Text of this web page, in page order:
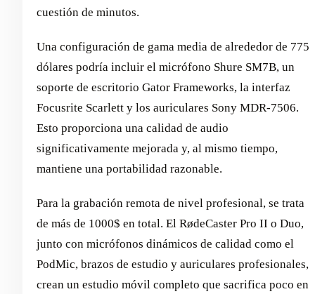
cuestión de minutos.
Una configuración de gama media de alrededor de 775
dólares podría incluir el micrófono Shure SM7B, un
soporte de escritorio Gator Frameworks, la interfaz
Focusrite Scarlett y los auriculares Sony MDR-7506.
Esto proporciona una calidad de audio
significativamente mejorada y, al mismo tiempo,
mantiene una portabilidad razonable.
Para la grabación remota de nivel profesional, se trata
de más de 1000$ en total. El RødeCaster Pro II o Duo,
junto con micrófonos dinámicos de calidad como el
PodMic, brazos de estudio y auriculares profesionales,
crean un estudio móvil completo que sacrifica poco en